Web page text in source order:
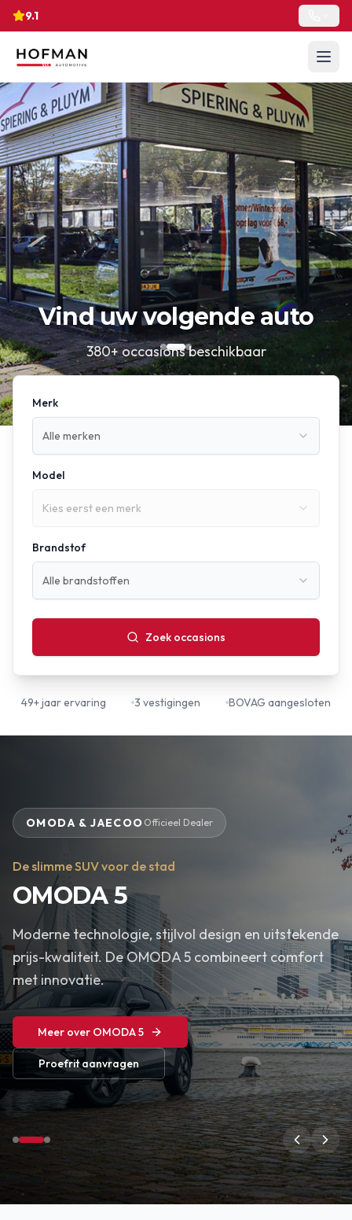
9.1
Vind uw volgende auto
380+ occasions beschikbaar
Merk
Alle merken
Model
Kies eerst een merk
Brandstof
Alle brandstoffen
Zoek occasions
49+ jaar ervaring 3 vestigingen BOVAG aangesloten
OMODA & JAECOO Officieel Dealer
De slimme SUV voor de stad
OMODA 5
Moderne technologie, stijlvol design en uitstekende
prijs-kwaliteit. De OMODA 5 combineert comfort
met innovatie.
Meer over OMODA 5
Proefrit aanvragen